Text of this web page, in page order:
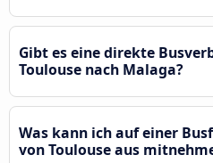
Gibt es eine direkte
Toulouse nach Malaga?
Was kann ich auf einer
von Toulouse aus